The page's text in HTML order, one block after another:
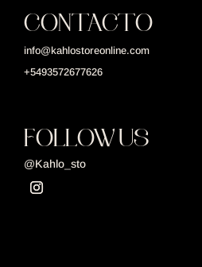
CONTACTO
info@kahlostoreonline.com
+5493572677626
FOLLOW US
@Kahlo_sto